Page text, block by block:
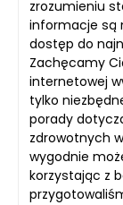
zrozumieniu
informacje są
dostęp do
Zachęcamy
internetowej
tylko
porady
zdrowotnych
wygodnie
korzystając z